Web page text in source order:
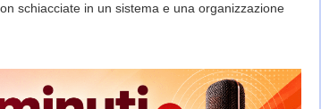
schiacciate in un sistema e una organizzazione